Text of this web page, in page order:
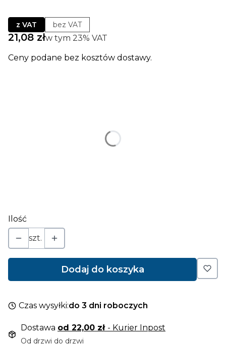
z VAT bez VAT
Cena
21,08 złw tym 23% VAT
w tym 23% VAT
Ceny podane bez kosztów dostawy.
Ilość
szt.
Dodaj do koszyka
Czas wysyłki:do 3 dni roboczych
Dostawa od 22,00 zł - Kurier Inpost
Od drzwi do drzwi